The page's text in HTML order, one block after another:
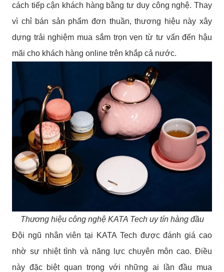
cách tiếp cận khách hàng bằng tư duy công nghệ. Thay
vì chỉ bán sản phẩm đơn thuần, thương hiệu này xây
dựng trải nghiệm mua sắm trọn vẹn từ tư vấn đến hậu
mãi cho khách hàng online trên khắp cả nước.
Thương hiệu công nghệ KATA Tech uy tín hàng đầu
Đội ngũ nhân viên tại KATA Tech được đánh giá cao
nhờ sự nhiệt tình và năng lực chuyên môn cao. Điều
này đặc biệt quan trọng với những ai lần đầu mua